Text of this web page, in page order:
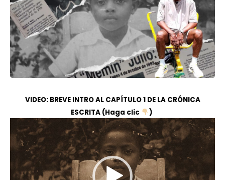
VIDEO: BREVE INTRO AL CAPÍTULO 1 DE LA CRÓNICA
ESCRITA (Haga clic
)
Reproductor
de
vídeo